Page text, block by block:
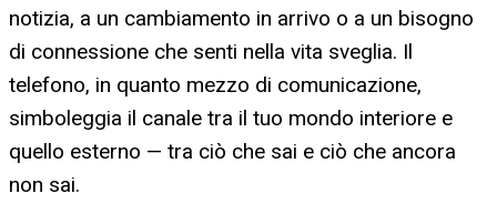
notizia, a un cambiamento in arrivo o a un bisogno
di connessione che senti nella vita sveglia. Il
telefono, in quanto mezzo di comunicazione,
simboleggia il canale tra il tuo mondo interiore e
quello esterno — tra ciò che sai e ciò che ancora
non sai.